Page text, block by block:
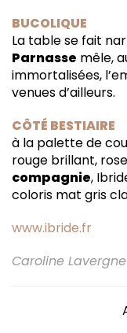
BUCOLIQUE
La table se fait
Parnasse mêle,
immortalisées,
venues d’ailleurs.
CÔTÉ BESTIAIRE
à la palette de
rouge brillant,
compagnie,
coloris mat gris
www.ibride.fr
Caroline Lavergne